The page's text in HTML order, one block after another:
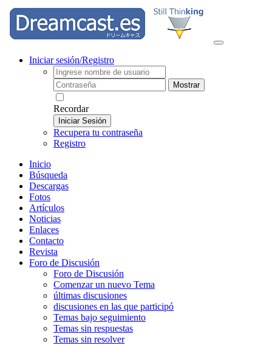
Iniciar sesión/Registro
Mostrar
Recordar
Iniciar Sesión
Recupera tu contraseña
Registro
Inicio
Búsqueda
Descargas
Fotos
Artículos
Noticias
Enlaces
Contacto
Revista
Foro de Discusión
Foro de Discusión
Comenzar un nuevo Tema
últimas discusiones
discusiones en las que participó
Temas bajo seguimiento
Temas sin respuestas
Temas sin resolver